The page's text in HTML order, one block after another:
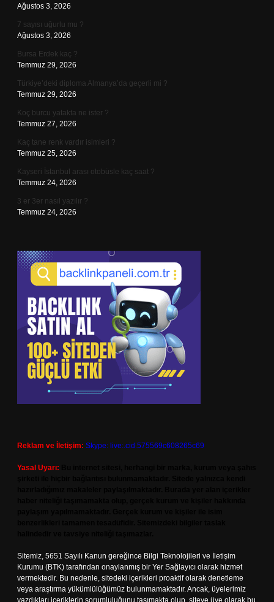
Ağustos 3, 2026
7 sayısı uğurlu mu ?
Ağustos 3, 2026
Bursa Erdek kaç ?
Temmuz 29, 2026
Türkiye’deki diploma Almanya’da geçerli mi ?
Temmuz 29, 2026
Koç burcu yatakta ne ister ?
Temmuz 27, 2026
Kaç tane renk vardır isimleri ?
Temmuz 25, 2026
Kayseri İstanbul arası otobüsle kaç saat ?
Temmuz 24, 2026
3 er 3er nasıl yazılır ?
Temmuz 24, 2026
Reklam ve İletişim: Skype: live:.cid.575569c608265c69
Yasal Uyarı:
Sitemiz, 5651 Sayılı Kanun gereğince Bilgi Teknolojileri ve İletişim
Kurumu (BTK) tarafından onaylanmış bir Yer Sağlayıcı olarak hizmet
vermektedir. Bu nedenle, sitedeki içerikleri proaktif olarak denetleme
veya araştırma yükümlülüğümüz bulunmamaktadır. Ancak, üyelerimiz
yazdıkları içeriklerin sorumluluğunu taşımakta olup, siteye üye olarak bu